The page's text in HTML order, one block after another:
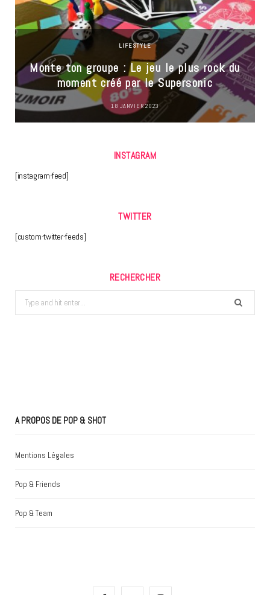
LIFESTYLE
Monte ton groupe : Le jeu le plus rock du
moment créé par le Supersonic
18 JANVIER 2023
INSTAGRAM
[instagram-feed]
TWITTER
[custom-twitter-feeds]
RECHERCHER
Search
for:
A PROPOS DE POP & SHOT
Mentions Légales
Pop & Friends
Pop & Team